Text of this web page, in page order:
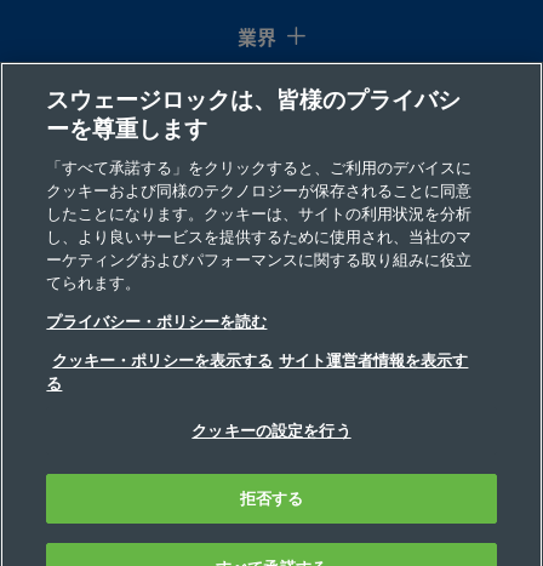
業界
コラム
リソース
会社情報
安全な製品の選定について
プライバシー
利用規定
インプリント
ウェブサイト・ヘルプデスク
FAQ
サイトマップ
Cookie 優先設定
私の個人情報を販売、共有しないでください
スウェージロックは、皆様のプライバシ
ーを尊重します
「すべて承諾する」をクリックすると、ご利用のデバイスに
クッキーおよび同様のテクノロジーが保存されることに同意
したことになります。クッキーは、サイトの利用状況を分析
し、より良いサービスを提供するために使用され、当社のマ
ーケティングおよびパフォーマンスに関する取り組みに役立
てられます。
プライバシー・ポリシーを読む
クッキー・ポリシーを表示する サイト運営者情報を表示す
る
クッキーの設定を行う
拒否する